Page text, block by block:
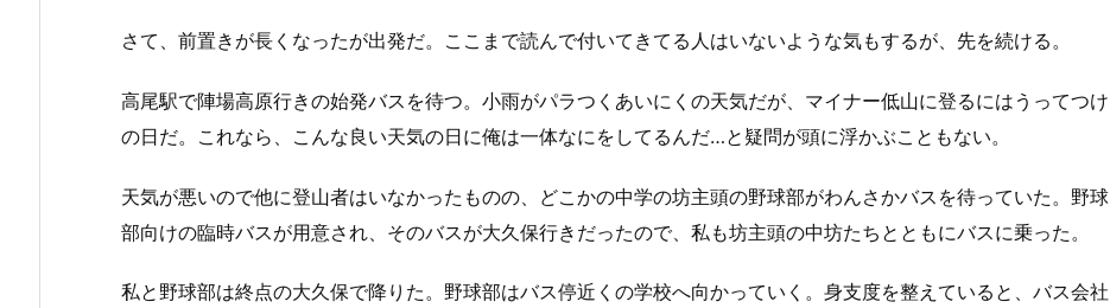
さて、前置きが長くなったが出発だ。ここまで読んで付いてきてる人はいないような気もするが、先を続ける。
高尾駅で陣場高原行きの始発バスを待つ。小雨がパラつくあいにくの天気だが、マイナー低山に登るにはうってつけ
の日だ。これなら、こんな良い天気の日に俺は一体なにをしてるんだ…と疑問が頭に浮かぶこともない。
天気が悪いので他に登山者はいなかったものの、どこかの中学の坊主頭の野球部がわんさかバスを待っていた。野球
部向けの臨時バスが用意され、そのバスが大久保行きだったので、私も坊主頭の中坊たちとともにバスに乗った。
私と野球部は終点の大久保で降りた。野球部はバス停近くの学校へ向かっていく。身支度を整えていると、バス会社